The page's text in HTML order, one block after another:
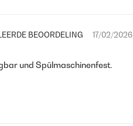
BEOORDELING 17/02/2026
und Spülmaschinenfest.